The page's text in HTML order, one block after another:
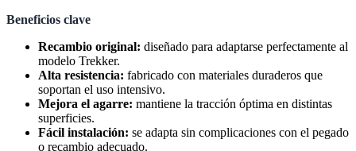
Beneficios clave
Recambio original: diseñado para adaptarse perfectamente al
modelo Trekker.
Alta resistencia: fabricado con materiales duraderos que
soportan el uso intensivo.
Mejora el agarre: mantiene la tracción óptima en distintas
superficies.
Fácil instalación: se adapta sin complicaciones con el pegado
o recambio adecuado.